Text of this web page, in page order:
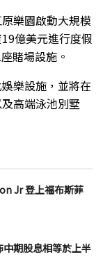
樂園啟動大規模
億美元進行度假
賭場設施。
樂設施，並將在
高端泳池別墅
Jr 登上福布斯菲
期股息相等於上半